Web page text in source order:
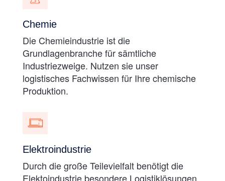
Chemie
Die Chemieindustrie ist die
Grundlagenbranche für sämtliche
Industriezweige. Nutzen sie unser
logistisches Fachwissen für Ihre chemische
Produktion.
Elektroindustrie
Durch die große Teilevielfalt benötigt die
Elektoindustrie besondere Logistiklösungen.